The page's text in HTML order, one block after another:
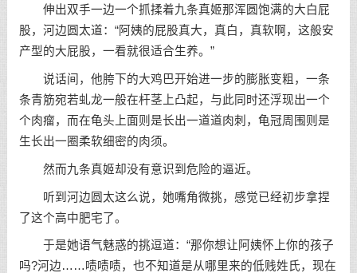
伸出双手一边一个抓揉着九条真姬那浑圆饱满的大白屁
股，河边圆太道：“阿姨的屁股真大，真白，真软啊，这般安
产型的大屁股，一看就很适合生养。”
说话间，他胯下的大鸡巴开始进一步的膨胀变粗，一条
条青筋宛若虬龙一般在杆茎上凸起，与此同时还浮现出一个
个肉瘤，而在龟头上面则是长出一道道肉刺，龟冠周围则是
生长出一圈柔软细密的肉须。
然而九条真姬却没有意识到危险的逼近。
听到河边圆太这么说，她嘴角微挑，感觉已经初步拿捏
了这个高中肥宅了。
于是她语气魅惑的挑逗道：“那你想让阿姨怀上你的孩子
吗?河边……啧啧啧，也不知道是从哪里来的低贱姓氏，现在